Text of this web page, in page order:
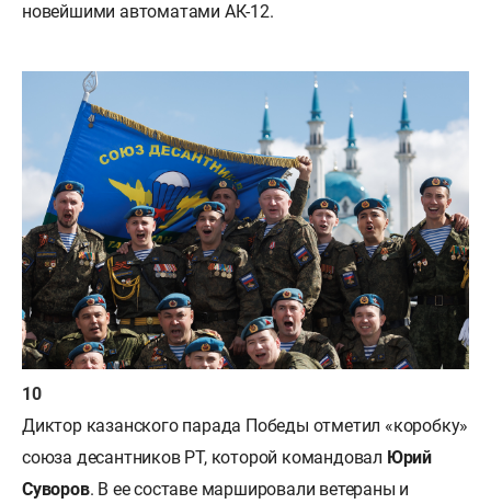
новейшими автоматами АК-12.
Диктор казанского парада Победы отметил «коробку»
союза десантников РТ, которой командовал Юрий
Суворов. В ее составе маршировали ветераны и